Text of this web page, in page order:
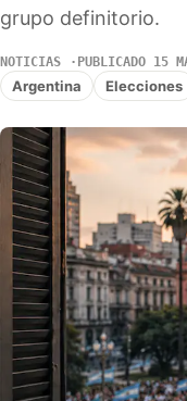
grupo definitorio.
NOTICIAS PUBLICADO 15
Argentina Elecciones